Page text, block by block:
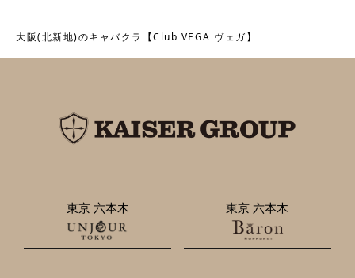
大阪(北新地)のキャバクラ【Club VEGA ヴェガ】
東京 六本木 東京 六本木